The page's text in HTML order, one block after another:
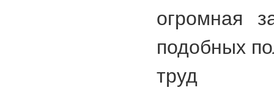
огромная
подобных
труд